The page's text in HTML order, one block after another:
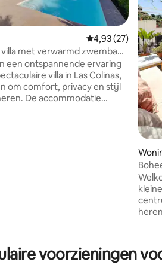
van 5 uit 5, 4 recensies
Gemiddelde
4,93 (27)
met verwarmd zwembad
een ontspannende ervaring
villa in Las Colinas,
om comfort, privacy en stijl
De accommodatie
de
het
voorzieningen